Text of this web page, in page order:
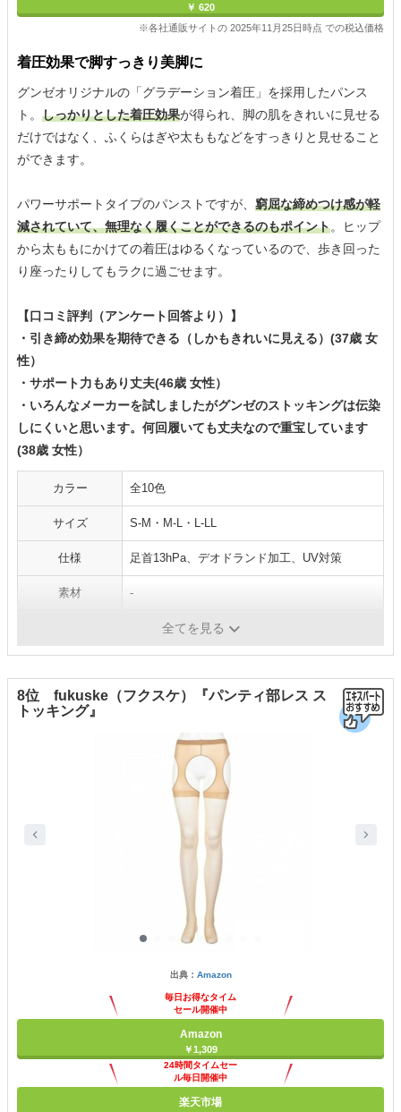
￥ 620
※各社通販サイトの 2025年11月25日時点 での税込価格
着圧効果で脚すっきり美脚に
グンゼオリジナルの「グラデーション着圧」を採用したパンス
ト。 しっかりとした着圧効果が得られ、脚の肌をきれいに見せる
だけではなく、ふくらはぎや太ももなどをすっきりと見せること
ができます。
パワーサポートタイプのパンストですが、 窮屈な締めつけ感が軽
減されていて、無理なく履くことができるのもポイント。ヒップ
から太ももにかけての着圧はゆるくなっているので、歩き回った
り座ったりしてもラクに過ごせます。
【口コミ評判（アンケート回答より）】
・引き締め効果を期待できる（しかもきれいに見える）(37歳 女
性）
・サポート力もあり丈夫(46歳 女性）
・いろんなメーカーを試しましたがグンゼのストッキングは伝染
しにくいと思います。何回履いても丈夫なので重宝しています
(38歳 女性）
カラー 全10色
サイズ S-M・M-L・L-LL
仕様 足首13hPa、デオドランド加工、UV対策
素材 -
全てを見る
8位 fukuske（フクスケ）『パンティ部レス ス
トッキング』
出典： Amazon
毎日お得なタイム
セール開催中
Amazon
￥1,309
24時間タイムセー
ル毎日開催中
楽天市場